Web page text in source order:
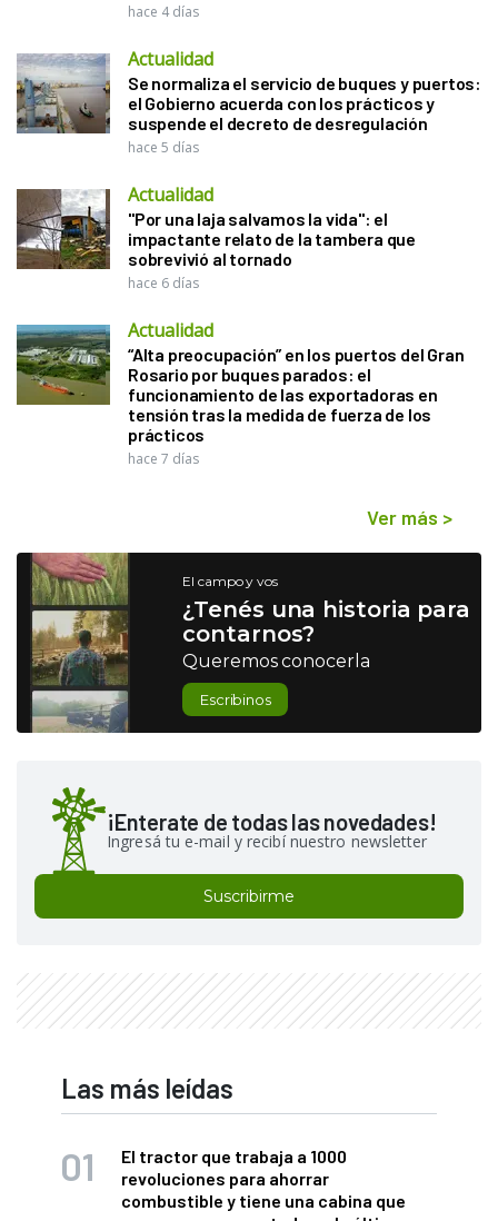
hace 4 días
Actualidad
Se normaliza el servicio de buques y puertos:
el Gobierno acuerda con los prácticos y
suspende el decreto de desregulación
hace 5 días
Actualidad
"Por una laja salvamos la vida": el
impactante relato de la tambera que
sobrevivió al tornado
hace 6 días
Actualidad
“Alta preocupación” en los puertos del Gran
Rosario por buques parados: el
funcionamiento de las exportadoras en
tensión tras la medida de fuerza de los
prácticos
hace 7 días
Ver más >
El campo y vos
¿Tenés una historia para
contarnos?
Queremos conocerla
Escribinos
¡Enterate de todas las novedades!
Ingresá tu e-mail y recibí nuestro newsletter
Suscribirme
Las más leídas
El tractor que trabaja a 1000
revoluciones para ahorrar
combustible y tiene una cabina que